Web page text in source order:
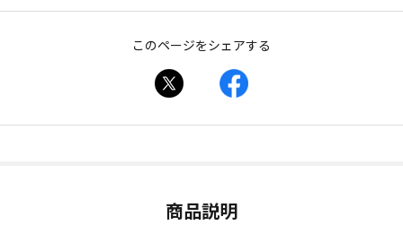
このページをシェアする
商品説明